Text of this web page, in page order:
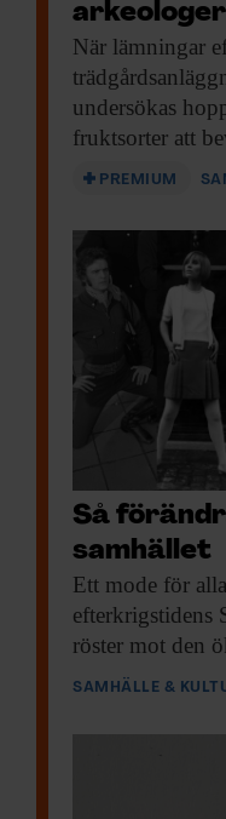
arkeologer
När lämningar
undersökas
fruktsorter att
PREMIUM
Så
samhället
Ett mode för
efterkrigstidens
röster mot den
SAMHÄLLE &